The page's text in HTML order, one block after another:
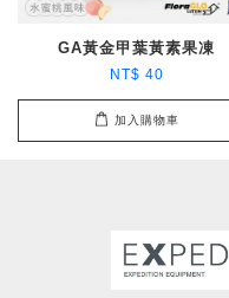
GA黃金甲葉黃素果凍
NT$ 40
加入購物車